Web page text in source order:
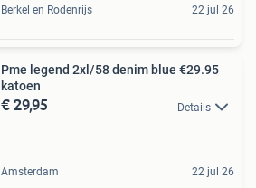
Berkel en Rodenrijs 22 jul 26
Pme legend 2xl/58 denim blue €29.95
katoen
€ 29,95 Details
Amsterdam 22 jul 26